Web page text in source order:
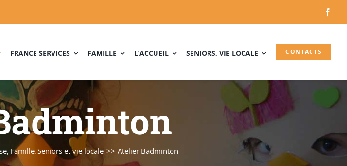
FRANCE SERVICES FAMILLE L’ACCUEIL SÉNIORS, VIE LOCALE CONTACTS
Famille Séniors et vie locale Atelier Badminton